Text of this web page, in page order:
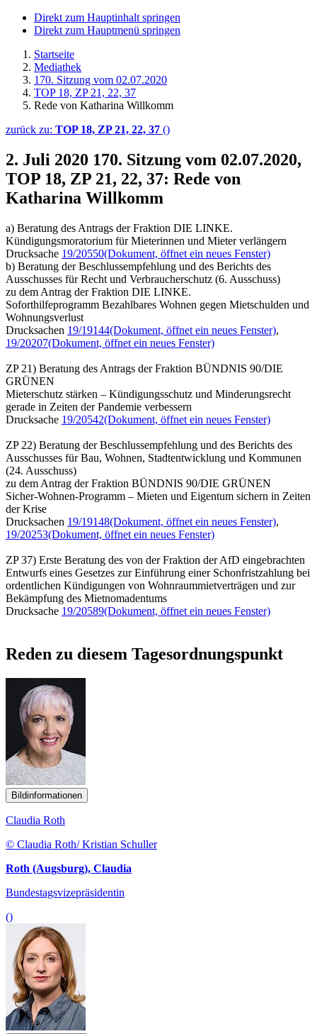
Direkt zum Hauptinhalt springen
Direkt zum Hauptmenü springen
Startseite
Mediathek
170. Sitzung vom 02.07.2020
TOP 18, ZP 21, 22, 37
Rede von Katharina Willkomm
zurück zu: TOP 18, ZP 21, 22, 37 ()
2. Juli 2020 170. Sitzung vom 02.07.2020,
TOP 18, ZP 21, 22, 37: Rede von
Katharina Willkomm
a) Beratung des Antrags der Fraktion DIE LINKE.
Kündigungsmoratorium für Mieterinnen und Mieter verlängern
Drucksache 19/20550(Dokument, öffnet ein neues Fenster)
b) Beratung der Beschlussempfehlung und des Berichts des
Ausschusses für Recht und Verbraucherschutz (6. Ausschuss)
zu dem Antrag der Fraktion DIE LINKE.
Soforthilfeprogramm Bezahlbares Wohnen gegen Mietschulden und
Wohnungsverlust
Drucksachen 19/19144(Dokument, öffnet ein neues Fenster),
19/20207(Dokument, öffnet ein neues Fenster)
ZP 21) Beratung des Antrags der Fraktion BÜNDNIS 90/DIE
GRÜNEN
Mieterschutz stärken – Kündigungsschutz und Minderungsrecht
gerade in Zeiten der Pandemie verbessern
Drucksache 19/20542(Dokument, öffnet ein neues Fenster)
ZP 22) Beratung der Beschlussempfehlung und des Berichts des
Ausschusses für Bau, Wohnen, Stadtentwicklung und Kommunen
(24. Ausschuss)
zu dem Antrag der Fraktion BÜNDNIS 90/DIE GRÜNEN
Sicher-Wohnen-Programm – Mieten und Eigentum sichern in Zeiten
der Krise
Drucksachen 19/19148(Dokument, öffnet ein neues Fenster),
19/20253(Dokument, öffnet ein neues Fenster)
ZP 37) Erste Beratung des von der Fraktion der AfD eingebrachten
Entwurfs eines Gesetzes zur Einführung einer Schonfristzahlung bei
ordentlichen Kündigungen von Wohnraummietverträgen und zur
Bekämpfung des Mietnomadentums
Drucksache 19/20589(Dokument, öffnet ein neues Fenster)
Reden zu diesem Tagesordnungspunkt
Bildinformationen
Claudia Roth
© Claudia Roth/ Kristian Schuller
Roth (Augsburg), Claudia
Bundestagsvizepräsidentin
()